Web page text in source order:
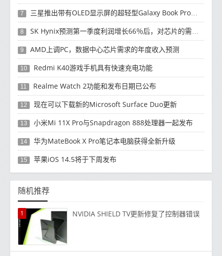
7 三星推出带有OLED显示屏的超轻型Galaxy Book Pro和Galaxy Book Pro 360笔记本电脑
8 SK Hynix预测第一季度利润增长66％后，对芯片的需求将增强
9 AMD上调PC，数据中心芯片需求的年度收入预测
10 Redmi K40游戏手机具有快速充电功能
11 Realme Watch 2功能和发布日期已公布
12 现在可以下载新的Microsoft Surface Duo更新
13 小米Mi 11X Pro与Snapdragon 888处理器一起发布
14 华为MateBook X Pro笔记本电脑获得全新升级
15 苹果iOS 14.5将于下周发布
随机推荐
1 NVIDIA SHIELD TV更新修复了控制器错误